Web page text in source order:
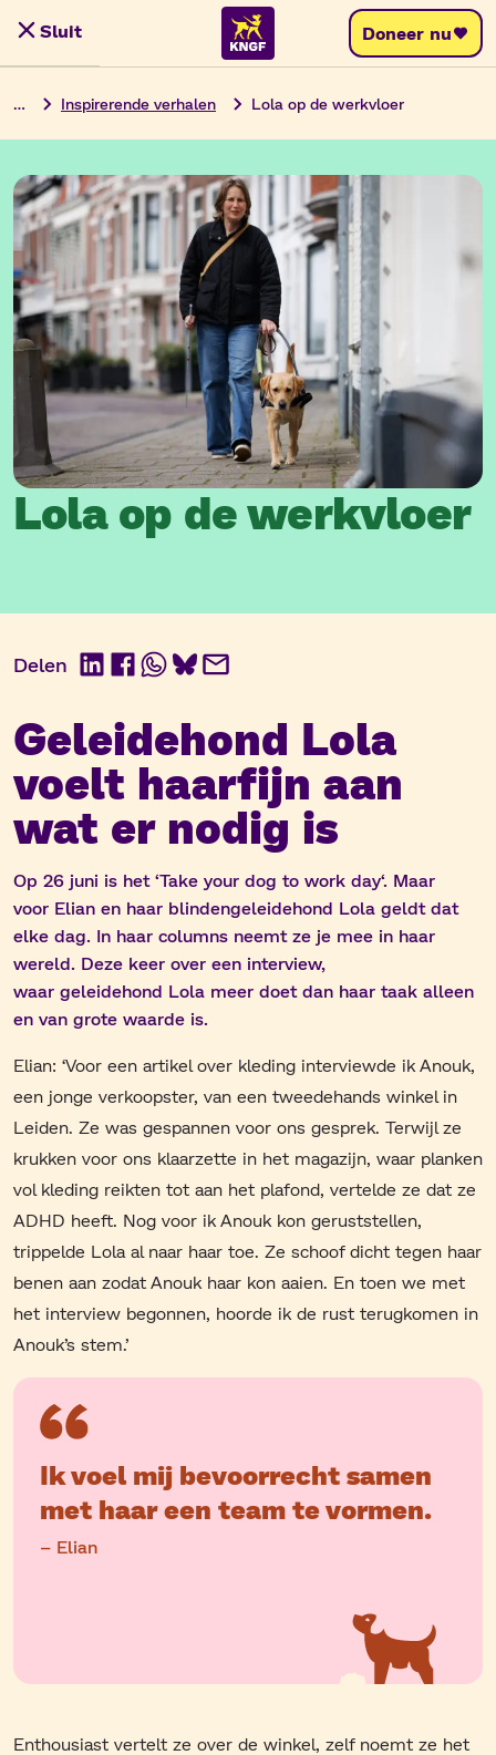
naar
inhoud
Menu Doneer nu
Sluit
… Inspirerende verhalen Lola op de werkvloer
Lola op de werkvloer
Delen
LinkedIn
Facebook
WhatsApp
BlueSky
E-
Geleidehond Lola
voelt haarfijn aan
wat er nodig is
Op 26 juni is het ‘Take your dog to work day‘. Maar
voor Elian en haar blindengeleidehond Lola geldt dat
elke dag. In haar columns neemt ze je mee in haar
wereld. Deze keer over een interview,
waar geleidehond Lola meer doet dan haar taak alleen
en van grote waarde is
Elian: ‘Voor een artikel over kleding interviewde ik Anouk,
een jonge verkoopster, van een tweedehands winkel in
Leiden. Ze was gespannen voor ons gesprek. Terwijl ze
krukken voor ons klaarzette in het magazijn, waar planken
vol kleding reikten tot aan het plafond, vertelde ze dat ze
ADHD heeft. Nog voor ik Anouk kon geruststellen,
trippelde Lola al naar haar toe. Ze schoof dicht tegen haar
benen aan zodat Anouk haar kon aaien. En toen we met
het interview begonnen, hoorde ik de rust terugkomen in
Anouk’s stem.’
Ik voel mij bevoorrecht samen
met haar een team te vormen.
– Elian
Enthousiast vertelt ze over de winkel, zelf noemt ze het